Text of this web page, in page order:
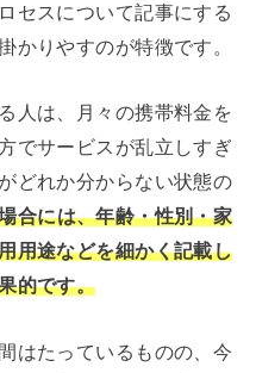
セスについて記事にする
かりやすのが特徴です。
人は、月々の携帯料金を
でサービスが乱立しすぎ
どれか分からない状態の
合には、年齢・性別・家
用途などを細かく記載し
的です。
はたっているものの、今